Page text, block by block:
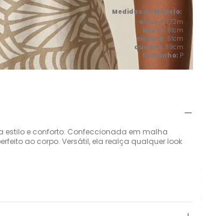
altura: 1,72m
busto: 81cm
cintura: 61cm
quadril: 89cm
tamanho: P
e conforto. Confeccionada em malha
ao corpo. Versátil, ela realça qualquer look